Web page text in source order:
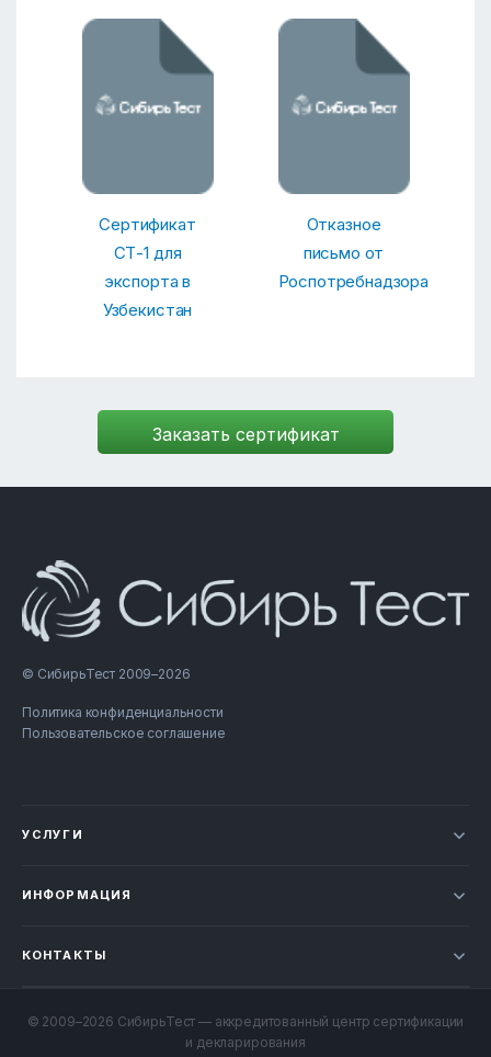
Сертификат
СТ-1 для
экспорта в
Узбекистан
Отказное
письмо от
Роспотребнадзора
© СибирьТест 2009–2026
Политика конфиденциальности
Пользовательское соглашение
УСЛУГИ
ИНФОРМАЦИЯ
Контакты
КОНТАКТЫ
+7 800 707-49-52
© 2009–2026 СибирьТест — аккредитованный центр сертификации
и декларирования